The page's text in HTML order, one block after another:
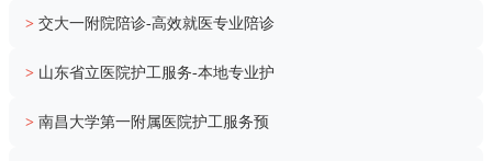
> 交大一附院陪诊-高效就医专业陪诊
> 山东省立医院护工服务-本地专业护
> 南昌大学第一附属医院护工服务预